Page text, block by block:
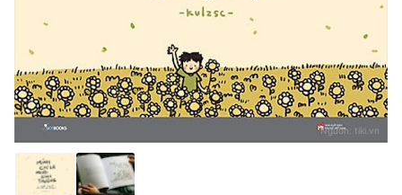
Nguồn: tiki.vn